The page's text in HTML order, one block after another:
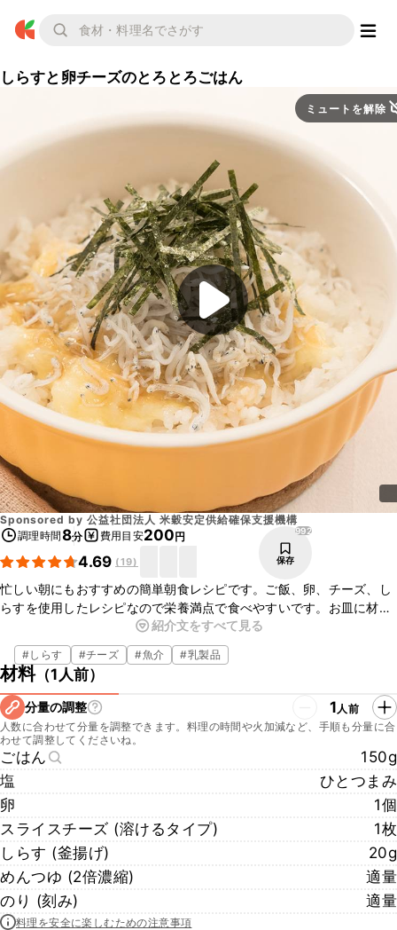
しらすと卵チーズのとろとろごはん
ミュートを解除
Sponsored by 公益社団法人 米穀安定供給確保支援機構
調理時間8分 費用目安200円
4.69 (19)
992
保存
忙しい朝にもおすすめの簡単朝食レシピです。ご飯、卵、チーズ、し
らすを使用したレシピなので栄養満点で食べやすいです。お皿に材料
を入れてトースターで焼くだけでできるのでとても簡単ですよ。朝か
らご飯を食べると元気が湧いてきます。とろとろの卵とチーズ、しら
すの風味で素敵な時間をお過ごしください。
紹介文をすべて見る
#しらす #チーズ #魚介 #乳製品
材料（1人前）
分量の調整 1人前
人数に合わせて分量を調整できます。料理の時間や火加減など、手順も分量に合
わせて調整してくださいね。
ごはん
150g
塩
ひとつまみ
卵
1個
スライスチーズ (溶けるタイプ)
1枚
しらす (釜揚げ)
20g
めんつゆ (2倍濃縮)
適量
のり (刻み)
適量
料理を安全に楽しむための注意事項